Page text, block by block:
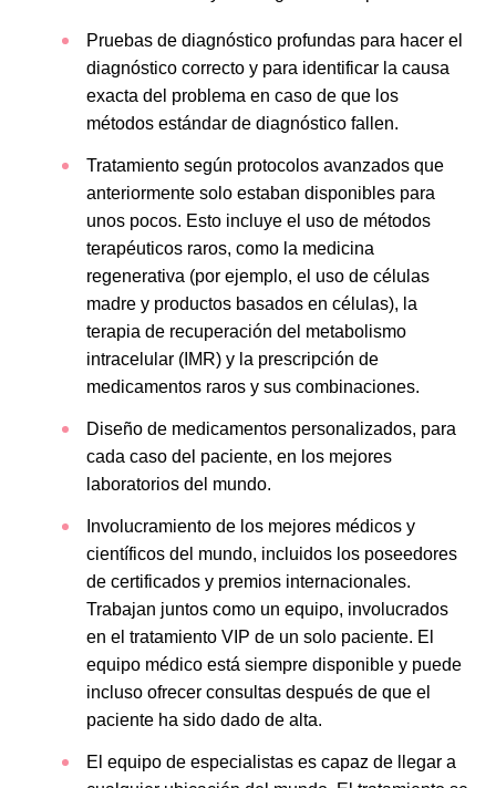
Pruebas de diagnóstico profundas para hacer el
diagnóstico correcto y para identificar la causa
exacta del problema en caso de que los
métodos estándar de diagnóstico fallen.
Tratamiento según protocolos avanzados que
anteriormente solo estaban disponibles para
unos pocos. Esto incluye el uso de métodos
terapéuticos raros, como la medicina
regenerativa (por ejemplo, el uso de células
madre y productos basados en células), la
terapia de recuperación del metabolismo
intracelular (IMR) y la prescripción de
medicamentos raros y sus combinaciones.
Diseño de medicamentos personalizados, para
cada caso del paciente, en los mejores
laboratorios del mundo.
Involucramiento de los mejores médicos y
científicos del mundo, incluidos los poseedores
de certificados y premios internacionales.
Trabajan juntos como un equipo, involucrados
en el tratamiento VIP de un solo paciente. El
equipo médico está siempre disponible y puede
incluso ofrecer consultas después de que el
paciente ha sido dado de alta.
El equipo de especialistas es capaz de llegar a